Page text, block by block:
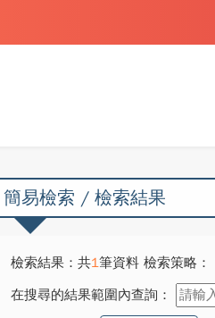
簡易檢索 / 檢索結果
檢索結果：共1筆資料 檢索策略：
在搜尋的結果範圍內查詢：